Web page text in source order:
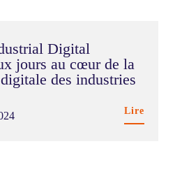
Digital
jours au cœur de la
des industries
Lire